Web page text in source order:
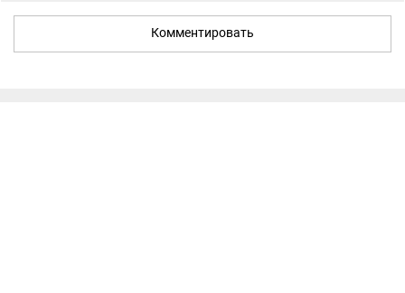
Комментировать